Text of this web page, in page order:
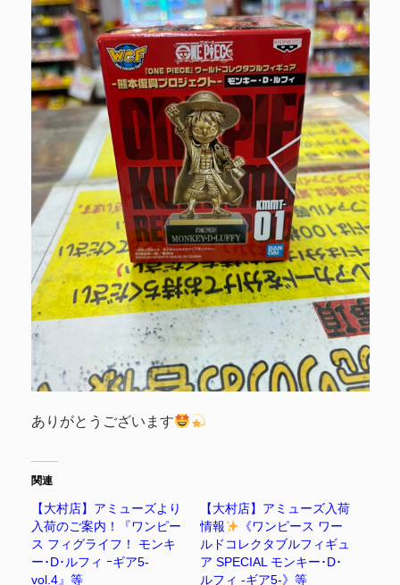
ありがとうございます
関連
【大村店】アミューズより
入荷のご案内！『ワンピー
ス フィグライフ！ モンキ
ー･D･ルフィ ｰギア5-
vol.4』等
【大村店】アミューズ入荷
情報
《ワンピース ワー
ルドコレクタブルフィギュ
ア SPECIAL モンキー･D･
ルフィ -ギア5-》等